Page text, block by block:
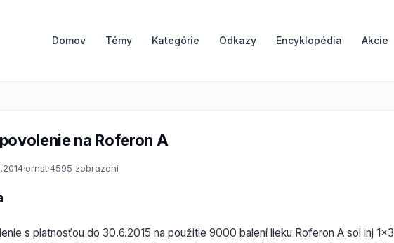
Domov Témy Kategórie Odkazy Encyklopédia Akcie
na Roferon A
·ornst·4595 zobrazení
s platnosťou do 30.6.2015 na použitie 9000 balení lieku Roferon A sol inj 1x3